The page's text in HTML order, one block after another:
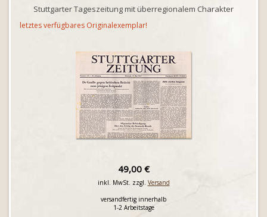
Stuttgarter Tageszeitung mit überregionalem Charakter
letztes verfügbares Originalexemplar!
49,00 €
inkl. MwSt. zzgl. Versand
versandfertig innerhalb
1-2 Arbeitstage